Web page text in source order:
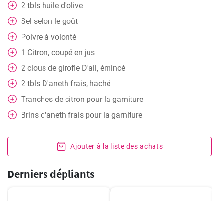
2 tbls huile d'olive
Sel selon le goût
Poivre à volonté
1 Citron, coupé en jus
2 clous de girofle D'ail, émincé
2 tbls D'aneth frais, haché
Tranches de citron pour la garniture
Brins d'aneth frais pour la garniture
Ajouter à la liste des achats
Derniers dépliants